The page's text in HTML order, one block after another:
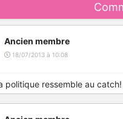
Ancien membre
18/07/2013 à 10:08
politique ressemble au